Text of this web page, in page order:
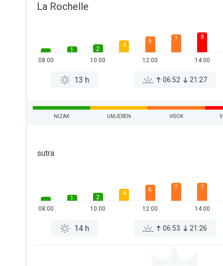
La Rochelle
08:00
1
2
10:00
4
6
12:00
7 8
14:00
13 h 06:52 21:27
NIZAK UMJEREN VISOK
sutra
08:00
1
2
10:00
4
6
12:00
7 7
14:00
14 h 06:53 21:26